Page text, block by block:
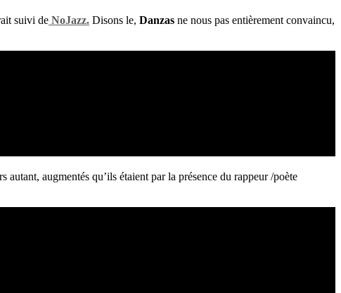
suivi de NoJazz. Disons le, Danzas ne nous pas entièrement convaincu,
augmentés qu’ils étaient par la présence du rappeur /poète